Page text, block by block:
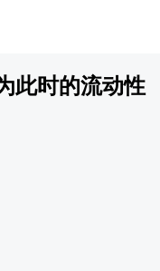
此时的流动性